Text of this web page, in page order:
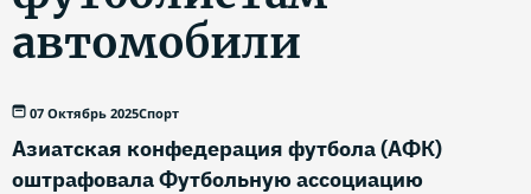
автомобили
07 Октябрь 2025Спорт
Азиатская конфедерация футбола (АФК)
оштрафовала Футбольную ассоциацию